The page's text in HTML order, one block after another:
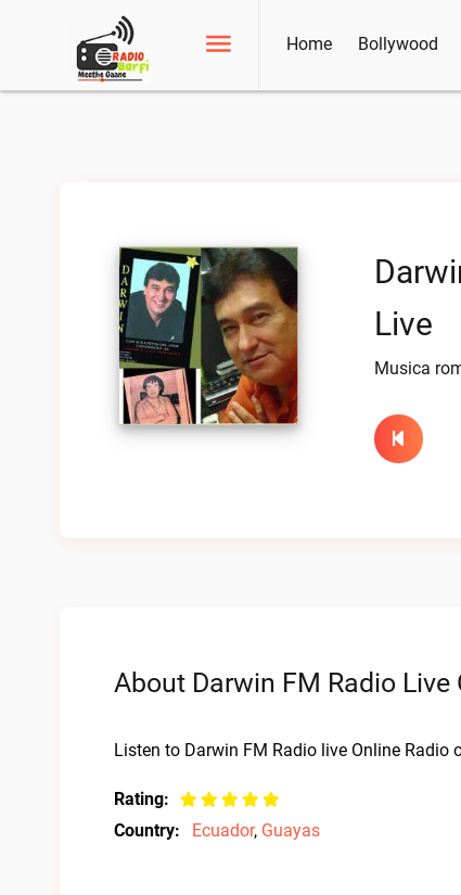
Home Bollywood
Live
Musica
About Darwin FM Radio Live
Listen to Darwin FM Radio live Online Radio
Rating:
Country:
Ecuador, Guayas